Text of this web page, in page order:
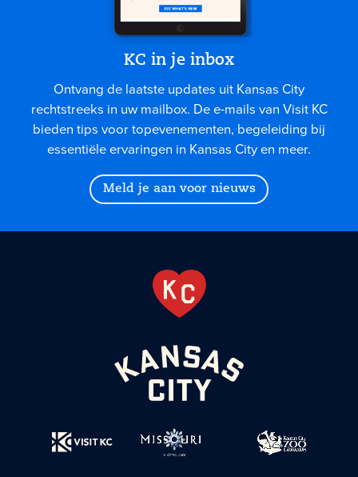
KC in je inbox
Ontvang de laatste updates uit Kansas City
rechtstreeks in uw mailbox. De e-mails van Visit KC
bieden tips voor topevenementen, begeleiding bij
essentiële ervaringen in Kansas City en meer.
Meld je aan voor nieuws